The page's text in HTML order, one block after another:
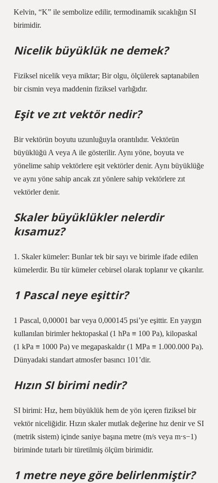
Kelvin, “K” ile sembolize edilir, termodinamik sıcaklığın SI
birimidir.
Nicelik büyüklük ne demek?
Fiziksel nicelik veya miktar; Bir olgu, ölçülerek saptanabilen
bir cismin veya maddenin fiziksel varlığıdır.
Eşit ve zıt vektör nedir?
Bir vektörün boyutu uzunluğuyla orantılıdır. Vektörün
büyüklüğü A veya A ile gösterilir. Aynı yöne, boyuta ve
yönelime sahip vektörlere eşit vektörler denir. Aynı büyüklüğe
ve aynı yöne sahip ancak zıt yönlere sahip vektörlere zıt
vektörler denir.
Skaler büyüklükler nelerdir
kısamuz?
1. Skaler kümeler: Bunlar tek bir sayı ve birimle ifade edilen
kümelerdir. Bu tür kümeler cebirsel olarak toplanır ve çıkarılır.
1 Pascal neye eşittir?
1 Pascal, 0,00001 bar veya 0,000145 psi’ye eşittir. En yaygın
kullanılan birimler hektopaskal (1 hPa ≡ 100 Pa), kilopaskal
(1 kPa ≡ 1000 Pa) ve megapaskaldır (1 MPa ≡ 1.000.000 Pa).
Dünyadaki standart atmosfer basıncı 101’dir.
Hızın SI birimi nedir?
SI birimi: Hız, hem büyüklük hem de yön içeren fiziksel bir
vektör niceliğidir. Hızın skaler mutlak değerine hız denir ve SI
(metrik sistem) içinde saniye başına metre (m/s veya m⋅s−1)
biriminde tutarlı bir türetilmiş ölçüm birimidir.
1 metre neye göre belirlenmiştir?